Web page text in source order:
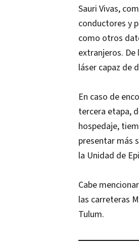
Sauri Vivas,
conductores y
como otros
extranjeros.
láser capaz de
En caso de
tercera etapa,
hospedaje,
presentar más
la Unidad de
Cabe
las carreteras
Tulum.